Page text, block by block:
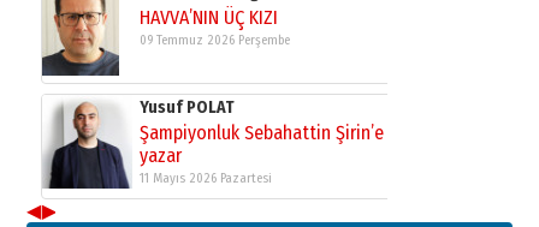
Yıldırım Gündoğdu
09 Temmuz 2026 Perşembe
Yusuf POLAT
Şampiyonluk Sebahattin Şirin’e
◀▶